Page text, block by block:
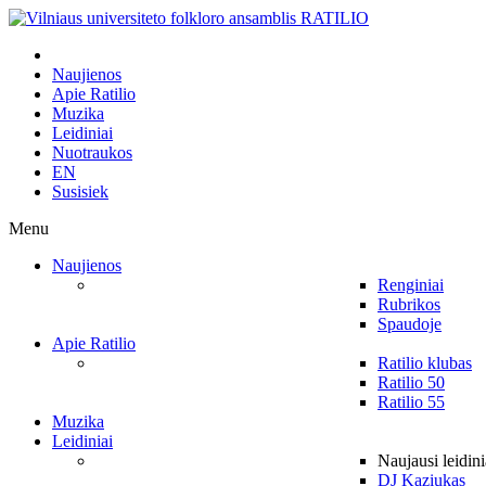
Naujienos
Apie Ratilio
Muzika
Leidiniai
Nuotraukos
EN
Susisiek
Menu
Naujienos
Renginiai
Rubrikos
Spaudoje
Apie Ratilio
Ratilio klubas
Ratilio 50
Ratilio 55
Muzika
Leidiniai
Naujausi
DJ Kaziukas